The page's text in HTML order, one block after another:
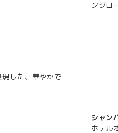
ンジロ
した、華やかで
シャン
ホテル